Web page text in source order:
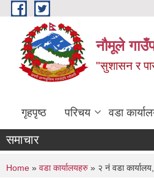
Skip to main content
नौमूले
"सुशासन र
गृहपृष्ठ परिचय वडा
समाचार
You are here
Home » वडा कार्यालयहरु » २ नं वडा कार्यालय,